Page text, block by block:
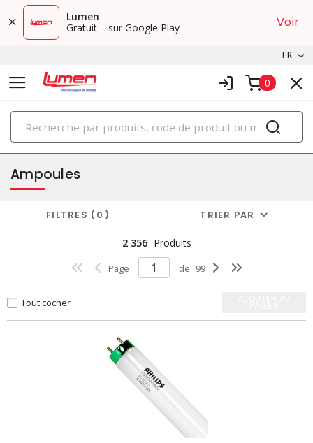
Lumen
Gratuit – sur Google Play
Voir
FR
0
PRODUITS
éclairage
Ampoules
FILTRES 0 TRIER PAR
2 356 Produits
Page de 99
Tout cocher